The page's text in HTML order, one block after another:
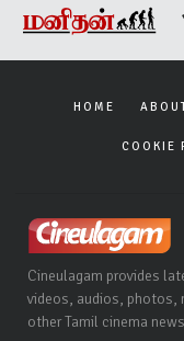
HOME
COOKIE
Cineulagam provides
videos, audios, photos,
other Tamil cinema